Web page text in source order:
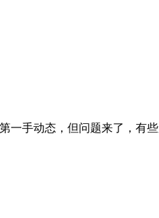
一手动态，但问题来了，有